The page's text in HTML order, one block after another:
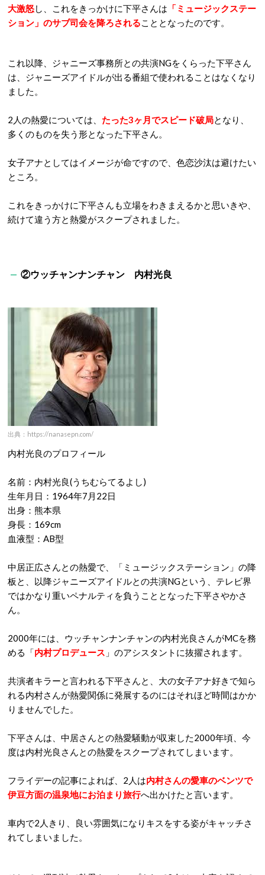
大激怒し、これをきっかけに下平さんは 「ミュージックステー
ション」のサブ司会を降ろされることとなったのです。
これ以降、ジャニーズ事務所との共演NGをくらった下平さん
は、ジャニーズアイドルが出る番組で使われることはなくなり
ました。
2 人の熱愛については、 たった3ヶ月でスピード破局となり、
多くのものを失う形となった下平さん。
女子アナとしてはイメージが命ですので、色恋沙汰は避けたい
ところ。
これをきっかけに下平さんも立場をわきまえるかと思いきや、
続けて違う方と熱愛がスクープされました。
②ウッチャンナンチャン 内村光良
出典：https://nanasepn.com/
内村光良のプロフィール
名前：内村光良(うちむらてるよし)
生年月日：1964年7月22日
出身：熊本県
身長：169cm
血液型：AB型
中居正広さんとの熱愛で、「ミュージックステーション」の降
板と、以降ジャニーズアイドルとの共演NGという、テレビ界
ではかなり重いペナルティを負うこととなった下平さやかさ
ん。
2000年には、ウッチャンナンチャンの内村光良さんがMCを務
める「内村プロデュース 」のアシスタントに抜擢されます。
共演者キラーと言われる下平さんと、大の女子アナ好きで知ら
れる内村さんが熱愛関係に発展するのにはそれほど時間はかか
りませんでした。
下平さんは、中居さんとの熱愛騒動が収束した2000年頃、今
度は内村光良さんとの熱愛をスクープされてしまいます。
フライデーの記事によれば、 2 人は内村さんの愛車のベンツで
伊豆方面の温泉地にお泊まり旅行へ出かけたと言います。
車内で2 人きり、良い雰囲気になりキスをする姿がキャッチさ
れてしまいました。